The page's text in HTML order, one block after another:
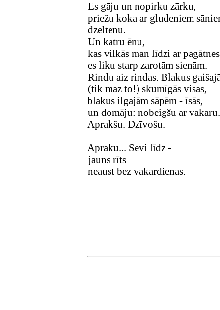
Es gāju un nopirku zārku,
priežu koka ar gludeniem
dzeltenu.
Un katru ēnu,
kas vilkās man līdzi ar
es liku starp zarotām sienām.
Rindu aiz rindas. Blakus
(tik maz to!) skumīgās visas,
blakus ilgajām sāpēm - īsās,
un domāju: nobeigšu ar vakaru.
Aprakšu. Dzīvošu.
Apraku... Sevi līdz -
jauns rīts
neaust bez vakardienas.